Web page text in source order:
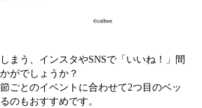
まう、インスタやSNSで「いいね！」間
がでしょうか？
ごとのイベントに合わせて2つ目のベッ
のもおすすめです。